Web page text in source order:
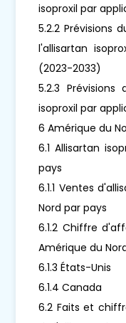
isoproxil par
5.2.2 Prévisions
l'allisartan
(2023-2033)
5.2.3
isoproxil par
6 Amérique du
6.1 Allisartan
pays
6.1.1 Ventes
Nord par pays
6.1.2 Chiffre
Amérique du
6.1.3 États-Unis
6.1.4 Canada
6.2 Faits et